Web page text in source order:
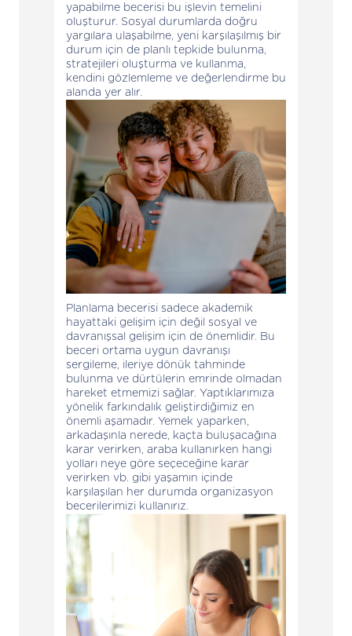
yapabilme becerisi bu işlevin temelini
oluşturur. Sosyal durumlarda doğru
yargılara ulaşabilme, yeni karşılaşılmış bir
durum için de planlı tepkide bulunma,
stratejileri oluşturma ve kullanma,
kendini gözlemleme ve değerlendirme bu
alanda yer alır.
Planlama becerisi sadece akademik
hayattaki gelişim için değil sosyal ve
davranışsal gelişim için de önemlidir. Bu
beceri ortama uygun davranışı
sergileme, ileriye dönük tahminde
bulunma ve dürtülerin emrinde olmadan
hareket etmemizi sağlar. Yaptıklarımıza
yönelik farkındalık geliştirdiğimiz en
önemli aşamadır. Yemek yaparken,
arkadaşınla nerede, kaçta buluşacağına
karar verirken, araba kullanırken hangi
yolları neye göre seçeceğine karar
verirken vb. gibi yaşamın içinde
karşılaşılan her durumda organizasyon
becerilerimizi kullanırız.